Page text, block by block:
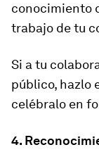
conocimiento
trabajo de tu
Si a tu
público, hazlo
celébralo en
4.